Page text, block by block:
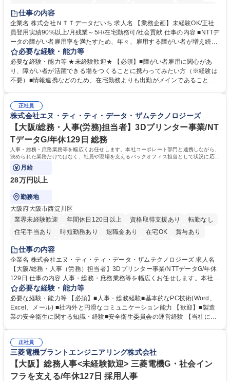
育休あり 完全週休2日制
仕事の内容
企業名 株式会社ＮＴＴデータだいち 求人名 【業務企画】未経験OK/正社
員登用実績90%以上/月残業～5H/在宅勤務可/社会貢献 仕事の内容 ■NTTデ
ータの障がい者雇用率を満たすため、年々、雇用する障がい者が増え続け
ています。中でも、完全在宅勤務の障がい者の増加数が多いため、その業
務を増やすお仕事を担っていただきます。 【詳細】■既存業務の拡大およ
び運用のサポート(オペレーション業務:申請書の作成代行等) ■新規事業・
サービスの企画立案および推進 障がい者の方にどんな仕事があると良いか
やスキルの把握 ■AI活用業務など、既存領域を超えた案件の開拓 ■NTTデ
ータグループの会社へ提案活動 募集職種 【業務企画】未経験OK/正社員登
用実績90%以上/月残業～5H/在宅勤務可/社会貢献
必要な経験・能力等
必要な経験・能力等 ★未経験歓迎★ 【必須】■障がい者雇用に関心があ
り、障がい者が活躍できる場をつくることに携わってみたい方（※経験は
不要）■情報連携などのため、在宅勤務よりも出勤がメインであることに
用】正社員登用を前提としておりますので、最短で1.5年～2年で正社員へ
の雇用切り替えとなります。過去の正社員登用率は90％です。 将来的に
は当社の中核となる管理職になって頂く事を期待しています。 正社員登用
に向け全力でサポートを行いますのでご安心ください。 学歴・資格 学
歴：大学院 大学 高専 短大 専修学校 高校 語学力： 資格：
正社員
株式会社エヌ・ティ・ティ・データ・ザムテクノロジーズ
【大阪/総務・人事(労務)担当者】3Dプリンター事業/NT
TデータG/年休129日 総務
人事・総務・庶務業務等を幅広くお任せします。本社コーポレート部門と連携しながら、
決められた業務だけではなく、社員や現場を支えるバックオフィス担当として状況に応じ
て柔軟に対応いただくことを期待します。
月給
28万円以上
勤務地
大阪府大阪市西淀川区
業界未経験歓迎
年間休日120日以上 資格取得支援あり
転勤なし
住宅手当あり
時短勤務あり 退職金あり 在宅OK
賞与あり
完全週休2日制
仕事の内容
企業名 株式会社エヌ・ティ・ティ・データ・ザムテクノロジーズ 求人名
【大阪/総務・人事（労務）担当者】3Dプリンター事業/NTTデータG/年休
129日 仕事の内容 人事・総務・庶務業務等を幅広くお任せします。本社コ
ーポレート部門と連携しながら、決められた業務だけではなく、社員や現
場を支えるバックオフィス担当として状況に応じて柔軟に対応いただくこ
とを期待します。 【詳細】■入退社手続き、社員情報管理■入社時オリエ
ンテーションの実施■勤怠・各種申請内容の確認■採用業務のサポート■来
生に関する業務等■健康診断、産業医面談、休職・復職手続き等の労務サ
ポート■社内ルールの運用・各種社内案内■その他、拠点運営に関わる管理
部門業務 募集職種 【大阪/総務・人事（労務）担当者】3Dプリンター事
業/NTTデータG/年休129日
必要な経験・能力等
必要な経験・能力等 【必須】■人事・総務経験■基本的なPC技術(Word、
Excel、メール) ■社内外と円滑なコミュニケーション能力 【歓迎】■製造
業の安全衛生に関する知識・経験■安全衛生委員会の運営経験 【当社につ
アが磨けます。 ◎NTTデータグループであり福利厚生は充実しているとと
もに、働き方改革も推進しています。 学歴・資格 学歴：大学院 大学 高専
短大 専修学校 語学力： 資格：
正社員
三菱電機プラントエンジニアリング株式会社
【大阪】総務人事<未経験歓迎> 三菱電機G・社会イン
フラを支える/年休127日 採用人事